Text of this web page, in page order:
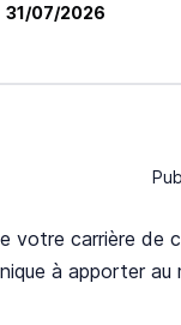
31/07/2026
votre carrière de
à apporter au